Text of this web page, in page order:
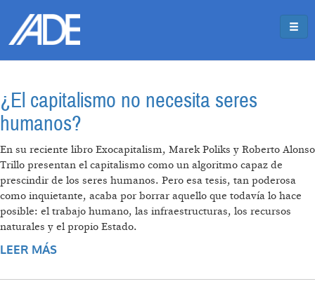
¿El capitalismo no necesita seres
humanos?
En su reciente libro Exocapitalism, Marek Poliks y Roberto Alonso
Trillo presentan el capitalismo como un algoritmo capaz de
prescindir de los seres humanos. Pero esa tesis, tan poderosa
como inquietante, acaba por borrar aquello que todavía lo hace
posible: el trabajo humano, las infraestructuras, los recursos
naturales y el propio Estado.
LEER MÁS